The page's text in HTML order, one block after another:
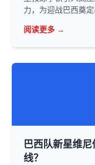
力，为迎战巴西奠定
阅读更多 →
巴西队新星维
线？